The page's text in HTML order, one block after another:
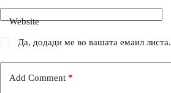
Website
Да, додади ме во вашата емаил листа.
Add Comment *